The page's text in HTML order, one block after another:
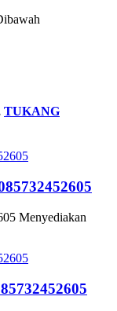
TUKANG
Menyediakan